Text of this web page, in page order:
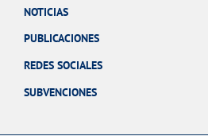
NOTICIAS
PUBLICACIONES
REDES SOCIALES
SUBVENCIONES